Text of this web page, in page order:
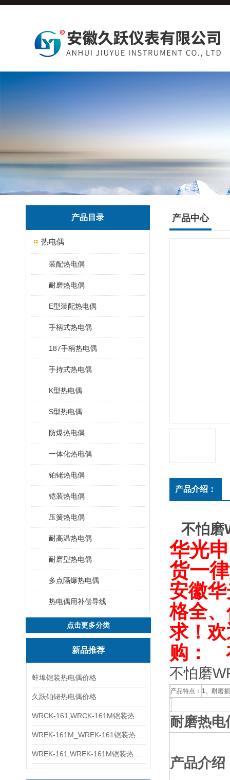
产品目录
热电偶
装配热电偶
耐磨热电偶
E型装配热电偶
手柄式热电偶
187手柄热电偶
手持式热电偶
K型热电偶
S型热电偶
防爆热电偶
一体化热电偶
铂铑热电偶
铠装热电偶
压簧热电偶
耐高温热电偶
耐磨型热电偶
多点隔爆热电偶
热电偶用补偿导线
点击更多分类
新品推荐
蚌埠铠装热电偶价格
久跃铂铑热电偶价格
产品中心
产品介绍：
不怕磨
华光
货一律
安徽
格全
求！
购：
不怕磨
产品特点： 1、耐磨
耐磨热电
产品介绍